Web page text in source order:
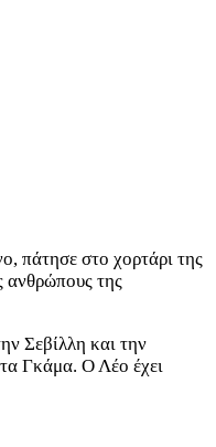
πάτησε στο χορτάρι της
ανθρώπους της
Σεβίλλη και την
Γκάμα. Ο Λέο έχει